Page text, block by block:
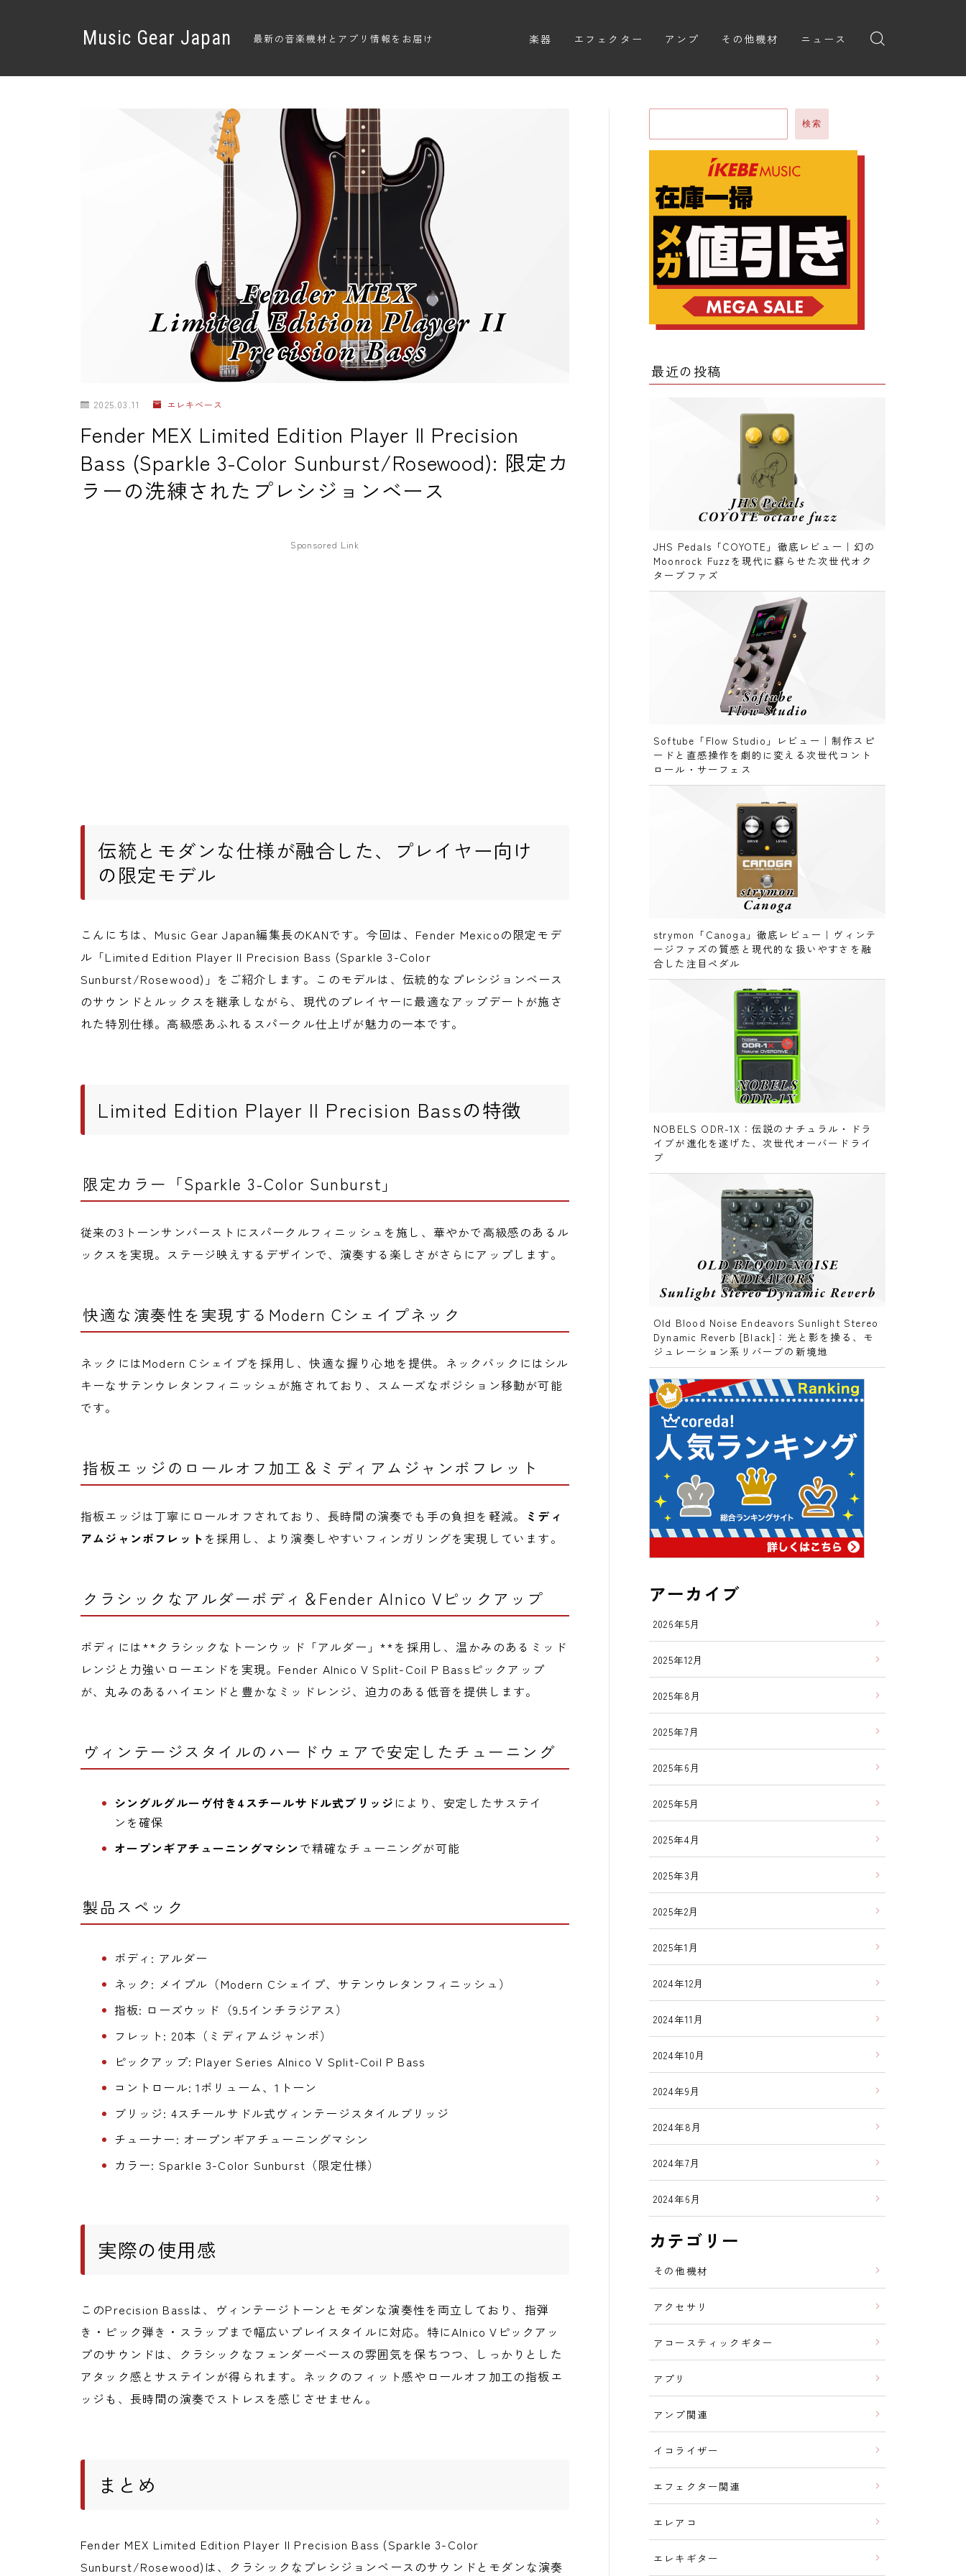
Music Gear Japan 最新の音楽機材とアプリ情報をお届け 楽器 エフェクター アンプ その他機材
アクセサリ
ニュース
弾いてみた
2025.03.11 エレキベース
Fender MEX Limited Edition Player II Precision
Bass (Sparkle 3-Color Sunburst/Rosewood): 限定カ
ラーの洗練されたプレシジョンベース
Sponsored Link
伝統とモダンな仕様が融合した、プレイヤー向け
の限定モデル
こんにちは、Music Gear Japan編集長のKANです。今回は、Fender Mexicoの限定モデ
ル「Limited Edition Player II Precision Bass (Sparkle 3-Color
Sunburst/Rosewood)」をご紹介します。このモデルは、伝統的なプレシジョンベース
のサウンドとルックスを継承しながら、現代のプレイヤーに最適なアップデートが施さ
れた特別仕様。高級感あふれるスパークル仕上げが魅力の一本です。
Limited Edition Player II Precision Bassの特徴
限定カラー「Sparkle 3-Color Sunburst」
従来の3トーンサンバーストにスパークルフィニッシュを施し、華やかで高級感のあるル
ックスを実現。ステージ映えするデザインで、演奏する楽しさがさらにアップします。
快適な演奏性を実現するModern Cシェイプネック
ネックにはModern Cシェイプを採用し、快適な握り心地を提供。ネックバックにはシル
キーなサテンウレタンフィニッシュが施されており、スムーズなポジション移動が可能
です。
指板エッジのロールオフ加工＆ミディアムジャンボフレット
指板エッジは丁寧にロールオフされており、長時間の演奏でも手の負担を軽減。
ミディ
アムジャンボフレット を採用し、より演奏しやすいフィンガリングを実現しています。
クラシックなアルダーボディ＆Fender Alnico Vピックアップ
ボディには**クラシックなトーンウッド「アルダー」**を採用し、温かみのあるミッド
レンジと力強いローエンドを実現。Fender Alnico V Split-Coil P Bassピックアップ
が、丸みのあるハイエンドと豊かなミッドレンジ、迫力のある低音を提供します。
ヴィンテージスタイルのハードウェアで安定したチューニング
シングルグルーヴ付き4スチールサドル式ブリッジ により、安定したサステイ
ンを確保
オープンギアチューニングマシンで精確なチューニングが可能
製品スペック
ボディ: アルダー
ネック: メイプル（Modern Cシェイプ、サテンウレタンフィニッシュ）
指板: ローズウッド（9.5インチラジアス）
フレット: 20本（ミディアムジャンボ）
ピックアップ: Player Series Alnico V Split-Coil P Bass
コントロール: 1ボリューム、1トーン
ブリッジ: 4スチールサドル式ヴィンテージスタイルブリッジ
チューナー: オープンギアチューニングマシン
カラー: Sparkle 3-Color Sunburst（限定仕様）
実際の使用感
このPrecision Bassは、ヴィンテージトーンとモダンな演奏性を両立しており、指弾
き・ピック弾き・スラップまで幅広いプレイスタイルに対応。特にAlnico Vピックアッ
プのサウンドは、クラシックなフェンダーベースの雰囲気を保ちつつ、しっかりとした
アタック感とサステインが得られます。ネックのフィット感やロールオフ加工の指板エ
ッジも、長時間の演奏でストレスを感じさせません。
まとめ
Fender MEX Limited Edition Player II Precision Bass (Sparkle 3-Color
Sunburst/Rosewood)は、クラシックなプレシジョンベースのサウンドとモダンな演奏
検索
最近の投稿
JHS Pedals「COYOTE」徹底レビュー｜幻の
Moonrock Fuzzを現代に蘇らせた次世代オク
ターブファズ
Softube「Flow Studio」レビュー｜制作スピ
ードと直感操作を劇的に変える次世代コント
ロール・サーフェス
strymon「Canoga」徹底レビュー｜ヴィンテ
ージファズの質感と現代的な扱いやすさを融
合した注目ペダル
NOBELS ODR-1X：伝説のナチュラル・ドラ
イブが進化を遂げた、次世代オーバードライ
ブ
Old Blood Noise Endeavors Sunlight Stereo
Dynamic Reverb [Black]：光と影を操る、モ
ジュレーション系リバーブの新境地
アーカイブ
2026年5月
2025年12月
2025年8月
2025年7月
2025年6月
2025年5月
2025年4月
2025年3月
2025年2月
2025年1月
2024年12月
2024年11月
2024年10月
2024年9月
2024年8月
2024年7月
2024年6月
カテゴリー
その他機材
アクセサリ
アコースティックギター
アプリ
アンプ関連
イコライザー
エフェクター関連
エレアコ
エレキギター